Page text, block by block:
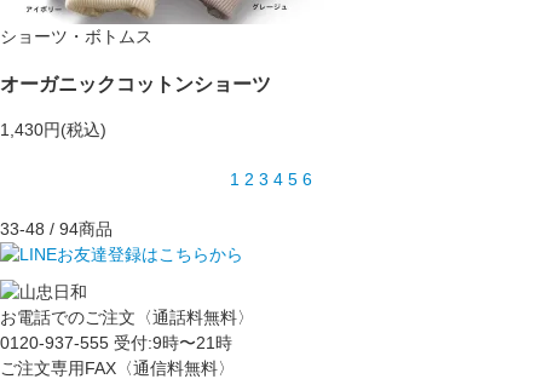
ショーツ・ボトムス
オーガニックコットンショーツ
1,430円(税込)
1 2 3 4 5 6
33-48 / 94商品
お電話でのご注文〈通話料無料〉
0120-937-555 受付:9時〜21時
ご注文専用FAX〈通信料無料〉